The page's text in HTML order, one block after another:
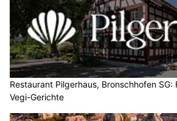
Restaurant Pilgerhaus, Bronschhofen SG:
Vegi-Gerichte